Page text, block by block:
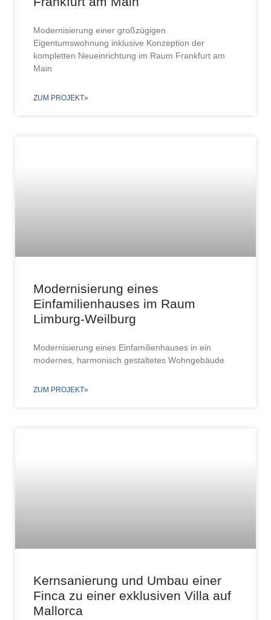
Modernisierung einer großzügigen
Eigentumswohnung inklusive Konzeption der
kompletten Neueinrichtung im Raum Frankfurt am
Main
ZUM PROJEKT»
Modernisierung eines
Einfamilienhauses im Raum
Limburg-Weilburg
Modernisierung eines Einfamilienhauses in ein
modernes, harmonisch gestaltetes Wohngebäude
ZUM PROJEKT»
Kernsanierung und Umbau einer
Finca zu einer exklusiven Villa auf
Mallorca